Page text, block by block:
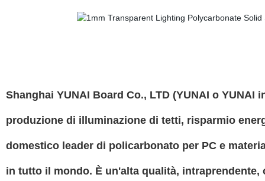
Shanghai YUNAI Board Co., LTD (YUNAI o
produzione di illuminazione di tetti, risparmio
domestico leader di policarbonato per PC e
in tutto il mondo. È un'alta qualità,